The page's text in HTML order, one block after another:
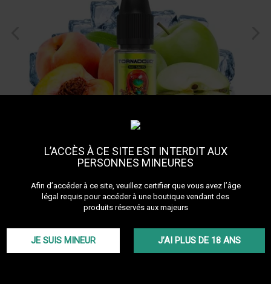
L’ACCÈS À CE SITE EST INTERDIT AUX
PERSONNES MINEURES
Afin d’accéder à ce site, veuillez certifier que vous avez l’âge
légal requis pour accéder à une boutique vendant des
produits réservés aux majeurs
JE SUIS MINEUR J’AI PLUS DE 18 ANS
Tornadoliq Apple Peach
Ice
Découvrir les autres produits de la marque
Plongez dans une expérience rafraîchissante avec l’e-liquide